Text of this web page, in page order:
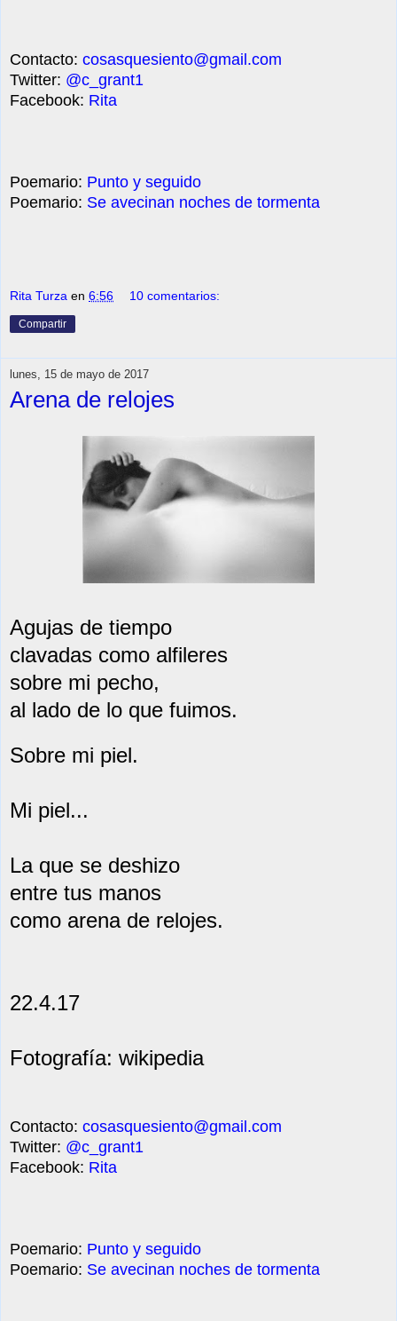
Contacto: cosasquesiento@gmail.com
Twitter: @c_grant1
Facebook: Rita
Poemario: Punto y seguido
Poemario: Se avecinan noches de tormenta
Rita Turza en 6:56 10 comentarios:
Compartir
lunes, 15 de mayo de 2017
Arena de relojes
Agujas de tiempo
clavadas como alfileres
sobre mi pecho,
al lado de lo que fuimos.
Sobre mi piel.
Mi piel...
La que se deshizo
entre tus manos
como arena de relojes.
22.4.17
Fotografía: wikipedia
Contacto: cosasquesiento@gmail.com
Twitter: @c_grant1
Facebook: Rita
Poemario: Punto y seguido
Poemario: Se avecinan noches de tormenta